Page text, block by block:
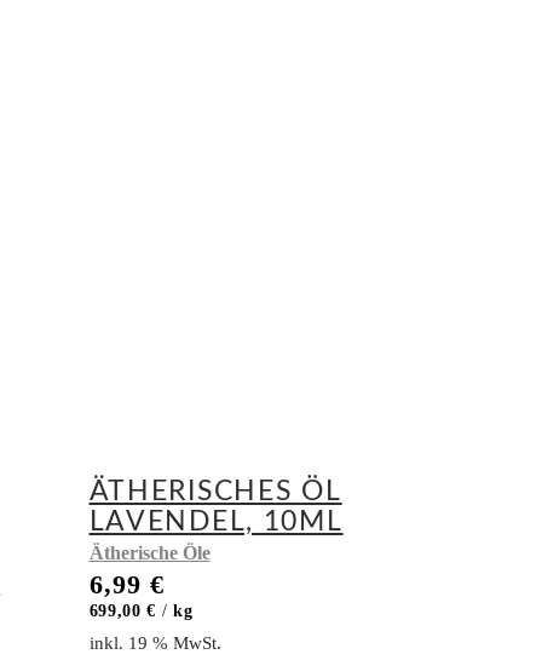
ÄTHERISCHES ÖL
LAVENDEL, 10ML
Ätherische Öle
6,99 €
699,00€ /kg
inkl. 19 % MwSt.